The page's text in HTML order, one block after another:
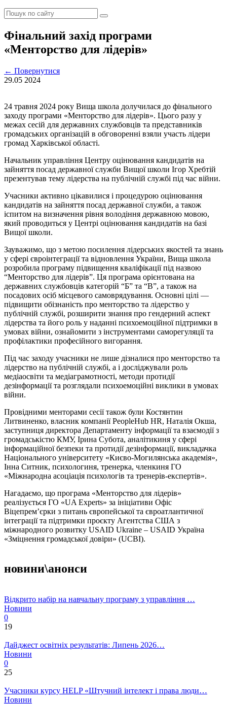
Фінальний захід програми
«Менторство для лідерів»
← Повернутися
29.05 2024
24 травня 2024 року Вища школа долучилася до фінального
заходу програми «Менторство для лідерів». Цього разу у
межах сесій для державних службовців та представників
громадських організацій в обговоренні взяли участь лідери
громад Харківської області.
Начальник управління Центру оцінювання кандидатів на
зайняття посад державної служби Вищої школи Ігор Хребтій
презентував тему лідерства на публічній службі під час війни.
Учасники активно цікавилися і процедурою оцінювання
кандидатів на зайняття посад державної служби, а також
іспитом на визначення рівня володіння державною мовою,
який проводиться у Центрі оцінювання кандидатів на базі
Вищої школи.
Зауважимо, що з метою посилення лідерських якостей та знань
у сфері євроінтеграції та відновлення України, Вища школа
розробила програму підвищення кваліфікації під назвою
“Менторство для лідерів”. Ця програма орієнтована на
державних службовців категорій “Б” та “В”, а також на
посадових осіб місцевого самоврядування. Основні цілі —
підвищити обізнаність про менторство та лідерство у
публічній службі, розширити знання про гендерний аспект
лідерства та його роль у наданні психоемоційної підтримки в
умовах війни, ознайомити з інструментами саморегуляції та
профілактики професійного вигорання.
Під час заходу учасники не лише дізналися про менторство та
лідерство на публічній службі, а і досліджували роль
медіаосвіти та медіаграмотності, методи протидії
дезінформації та розглядали психоемоційні виклики в умовах
війни.
Провідними менторами сесії також були Костянтин
Литвиненко, власник компанії PeopleHub HR, Наталія Окша,
заступниця директора Департаменту інформації та взаємодії з
громадськістю КМУ, Ірина Субота, аналітикиня у сфері
інформаційної безпеки та протидії дезінформації, викладачка
Національного університету «Києво-Могилянська академія»,
Інна Ситник, психологиня, тренерка, членкиня ГО
«Міжнародна асоціація психологів та тренерів-експертів».
Нагадаємо, що програма «Менторство для лідерів»
реалізується ГО «UA Experts» за ініціативи Офіс
Віцепрем’єрки з питань європейської та євроатлантичної
інтеграції та підтримки проєкту Агентства США з
міжнародного розвитку USAID Ukraine – USAID Україна
«Зміцнення громадської довіри» (UCBI).
новини\анонси
Відкрито набір на навчальну програму з управління …
Новини
0
19
Дайджест освітніх результатів: Липень 2026…
Новини
0
25
Учасники курсу HELP «Штучний інтелект і права люди…
Новини